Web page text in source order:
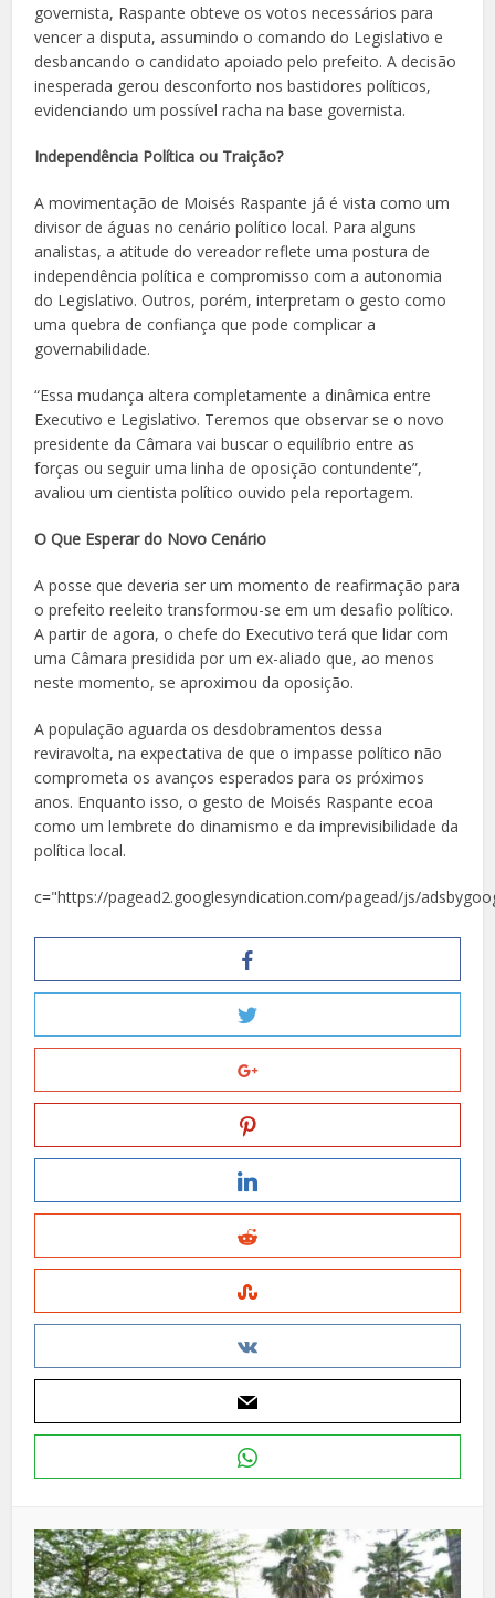
governista, Raspante obteve os votos necessários para
vencer a disputa, assumindo o comando do Legislativo e
desbancando o candidato apoiado pelo prefeito. A decisão
inesperada gerou desconforto nos bastidores políticos,
evidenciando um possível racha na base governista.
Independência Política ou Traição?
A movimentação de Moisés Raspante já é vista como um
divisor de águas no cenário político local. Para alguns
analistas, a atitude do vereador reflete uma postura de
independência política e compromisso com a autonomia
do Legislativo. Outros, porém, interpretam o gesto como
uma quebra de confiança que pode complicar a
governabilidade.
“Essa mudança altera completamente a dinâmica entre
Executivo e Legislativo. Teremos que observar se o novo
presidente da Câmara vai buscar o equilíbrio entre as
forças ou seguir uma linha de oposição contundente”,
avaliou um cientista político ouvido pela reportagem.
O Que Esperar do Novo Cenário
A posse que deveria ser um momento de reafirmação para
o prefeito reeleito transformou-se em um desafio político.
A partir de agora, o chefe do Executivo terá que lidar com
uma Câmara presidida por um ex-aliado que, ao menos
neste momento, se aproximou da oposição.
A população aguarda os desdobramentos dessa
reviravolta, na expectativa de que o impasse político não
comprometa os avanços esperados para os próximos
anos. Enquanto isso, o gesto de Moisés Raspante ecoa
como um lembrete do dinamismo e da imprevisibilidade da
política local.
c="https://pagead2.googlesyndication.com/pagead/js/